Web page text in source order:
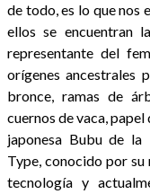
de todo, es lo que nos
ellos se encuentran
representante del
orígenes ancestrales
bronce, ramas de
cuernos de vaca,
japonesa Bubu de
Type, conocido por
tecnología y